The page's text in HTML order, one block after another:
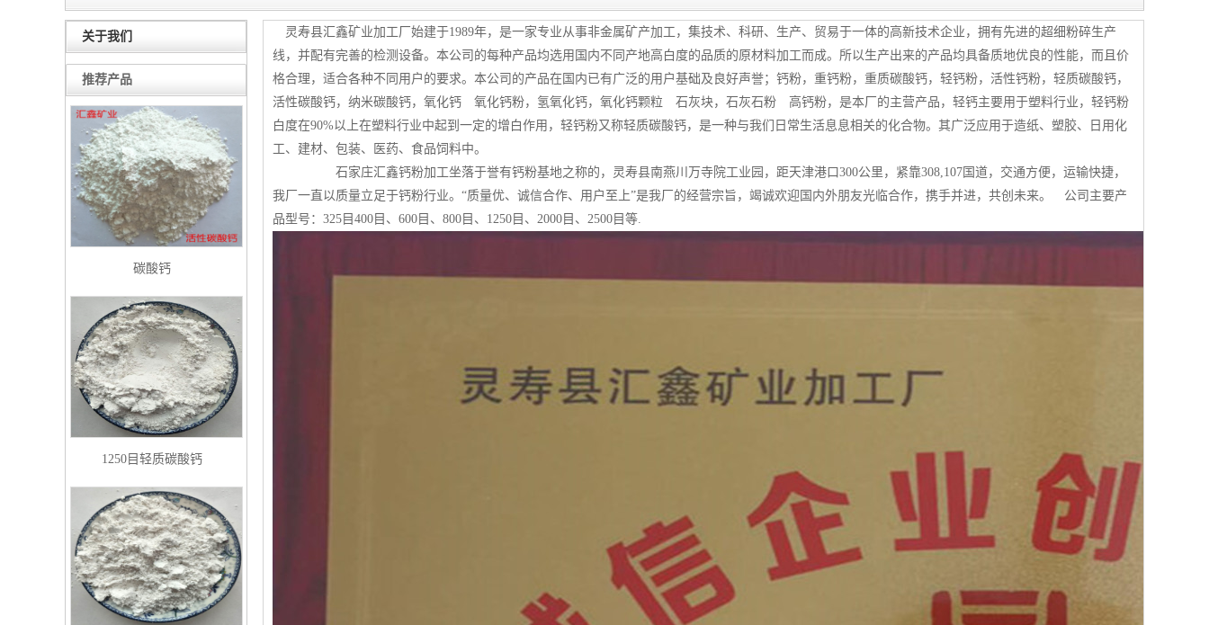
灵寿县汇鑫矿业加工厂始建于1989年，是一家专业从事非金属矿产加工，集技术、科研、生产、贸易于一体的高新技术企业，拥有先进的超细粉碎生产
线，并配有完善的检测设备。本公司的每种产品均选用国内不同产地高白度的品质的原材料加工而成。所以生产出来的产品均具备质地优良的性能，而且价
格合理，适合各种不同用户的要求。本公司的产品在国内已有广泛的用户基础及良好声誉；钙粉，重钙粉，重质碳酸钙，轻钙粉，活性钙粉，轻质碳酸钙，
活性碳酸钙，纳米碳酸钙，氧化钙 氧化钙粉，氢氧化钙，氧化钙颗粒 石灰块，石灰石粉 高钙粉，是本厂的主营产品，轻钙主要用于塑料行业，轻钙粉
白度在90%以上在塑料行业中起到一定的增白作用，轻钙粉又称轻质碳酸钙，是一种与我们日常生活息息相关的化合物。其广泛应用于造纸、塑胶、日用化
工、建材、包装、医药、食品饲料中。
石家庄汇鑫钙粉加工坐落于誉有钙粉基地之称的，灵寿县南燕川万寺院工业园，距天津港口300公里，紧靠308,107国道，交通方便，运输快捷，
我厂一直以质量立足于钙粉行业。“质量优、诚信合作、用户至上”是我厂的经营宗旨，竭诚欢迎国内外朋友光临合作，携手并进，共创未来。 公司主要产
品型号：325目400目、600目、800目、1250目、2000目、2500目等.
关于我们
推荐产品
碳酸钙
1250目轻质碳酸钙